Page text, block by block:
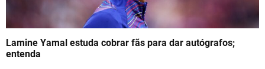
Lamine Yamal estuda cobrar fãs para dar autógrafos;
entenda